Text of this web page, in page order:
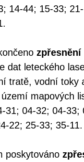
14-44; 15-33;
dat leteckého
tratě, vodní toky
mapových
31; 04-32; 04-33;
22; 25-33; 35-11.
poskytováno